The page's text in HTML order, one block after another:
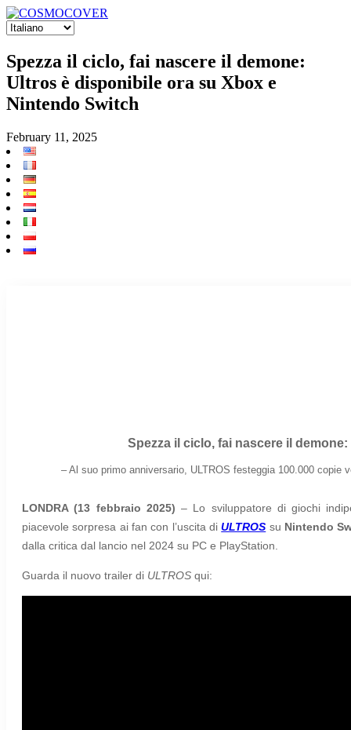
Spezza il ciclo, fai nascere il demone:
Ultros è disponibile ora su Xbox e
Nintendo Switch
February 11, 2025
Spezza il ciclo, fai nascere il
–Al suo primo anniversario, ULTROS festeggia 100.000 copie
LONDRA (13 febbraio 2025) – Lo sviluppatore di giochi
piacevole sorpresa ai fan con l’uscita diULTROS su Nintendo
dalla critica dal lancio nel 2024 su PC e PlayStation.
Guarda il nuovo trailer di ULTROS qui: